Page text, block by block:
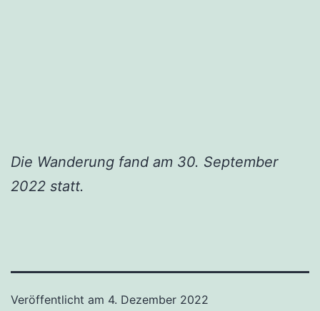
Die Wanderung fand am 30. September
2022 statt.
Veröffentlicht am 4. Dezember 2022